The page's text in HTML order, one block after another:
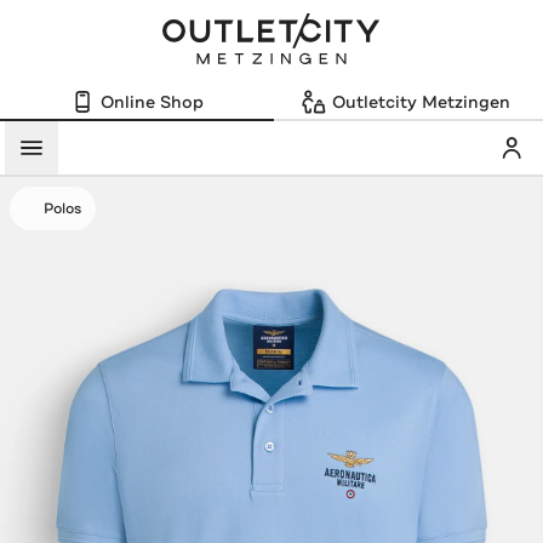
Online Shop Outletcity Metzingen
Menü
Polos